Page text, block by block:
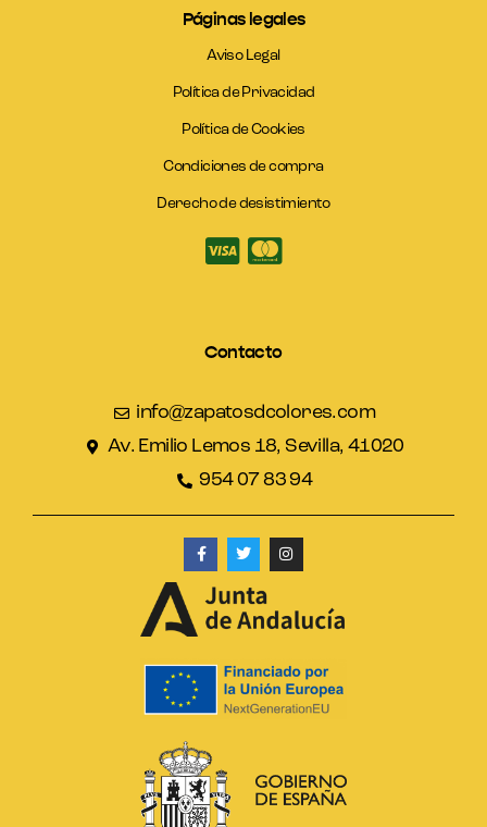
Páginas legales
Aviso Legal
Política de Privacidad
Política de Cookies
Condiciones de compra
Derecho de desistimiento
Contacto
info@zapatosdcolores.com
Av. Emilio Lemos 18, Sevilla, 41020
954 07 83 94